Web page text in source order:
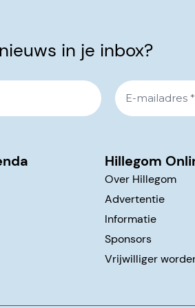
in je inbox?
Hillegom
Over Hillegom
Advertentie
Informatie
Sponsors
Vrijwilliger